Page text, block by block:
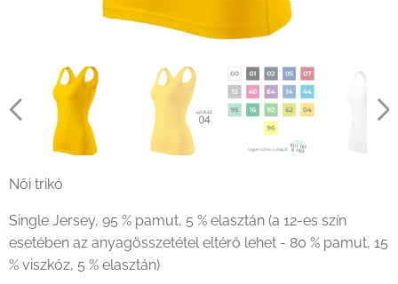
Női trikó
Single Jersey, 95 % pamut, 5 % elasztán (a 12-es szín
esetében az anyagösszetétel eltérő lehet - 80 % pamut, 15
% viszkóz, 5 % elasztán)